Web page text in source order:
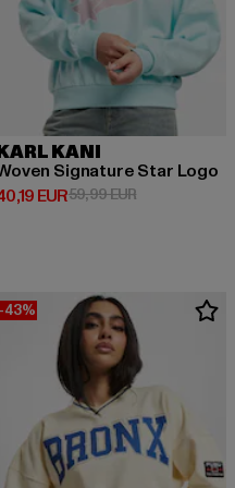
EUR
KANI
Signature Star Logo
EUR Preis: 40,19 EUR
59,99 EURAktionspreis:
-43%